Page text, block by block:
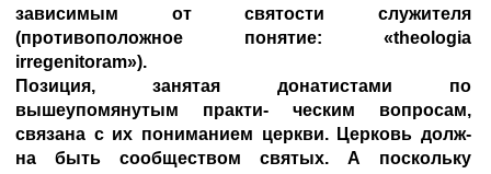
зависимым от святости служителя
(противоположное понятие: «theologia
irregenitoram»).
Позиция, занятая донатистами по
вышеупомянутым практи- ческим вопросам,
связана с их пониманием церкви. Церковь долж-
на быть сообществом святых. А поскольку